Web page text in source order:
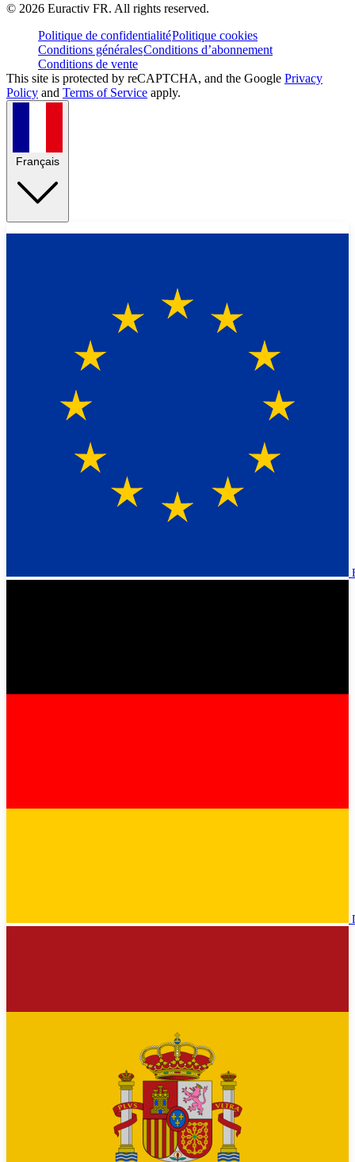
© 2026 Euractiv FR. All rights reserved.
Politique de confidentialitéPolitique cookies
Conditions généralesConditions d’abonnement
Conditions de vente
This site is protected by reCAPTCHA, and the Google Privacy
Policy and Terms of Service apply.
Français